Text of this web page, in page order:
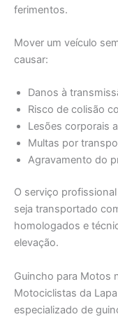
ferimentos.
Mover um veículo
causar:
Danos à
Risco de colisão
Lesões corporais
Multas por
Agravamento do
O serviço
seja transportado
homologados e
elevação.
Guincho para Motos
Motociclistas da
especializado de